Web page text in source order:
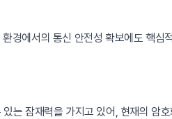
경에서의 통신 안전성 확보에도 핵심
는 잠재력을 가지고 있어, 현재의 암